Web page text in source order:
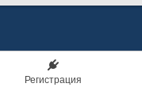
Регистрация